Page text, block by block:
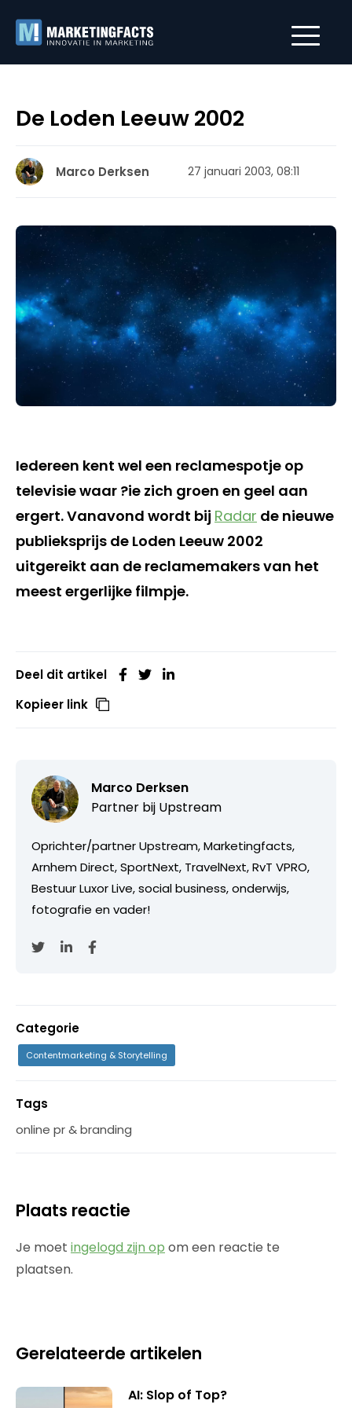
De Loden Leeuw 2002
Marco Derksen 27 januari 2003, 08:11
Iedereen kent wel een reclamespotje op
televisie waar ?ie zich groen en geel aan
ergert. Vanavond wordt bij Radar de nieuwe
publieksprijs de Loden Leeuw 2002
uitgereikt aan de reclamemakers van het
meest ergerlijke filmpje.
Deel dit artikel
Kopieer link
Marco Derksen
Partner bij Upstream
Oprichter/partner Upstream, Marketingfacts,
Arnhem Direct, SportNext, TravelNext, RvT VPRO,
Bestuur Luxor Live, social business, onderwijs,
fotografie en vader!
Categorie
Contentmarketing & Storytelling
Tags
online pr & branding
Plaats reactie
Je moet ingelogd zijn op om een reactie te
plaatsen.
Gerelateerde artikelen
AI: Slop of Top?